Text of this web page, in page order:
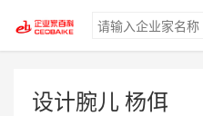
设计腕儿 杨佴